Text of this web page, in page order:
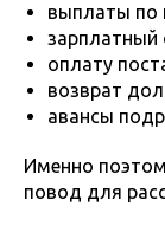
выплаты по
зарплатный
оплату
возврат
авансы
Именно
повод для